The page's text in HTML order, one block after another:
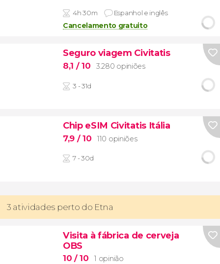
4h 30m Espanhol e inglês
Cancelamento gratuito
Seguro viagem Civitatis
8,1 / 10 3.280 opiniões
3 - 31d
Chip eSIM Civitatis Itália
7,9 / 10 110 opiniões
7 - 30d
3 atividades perto do Etna
Visita à fábrica de cerveja
OBS
10 / 10
1 opinião